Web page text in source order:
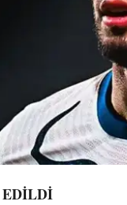
EDİLDİ